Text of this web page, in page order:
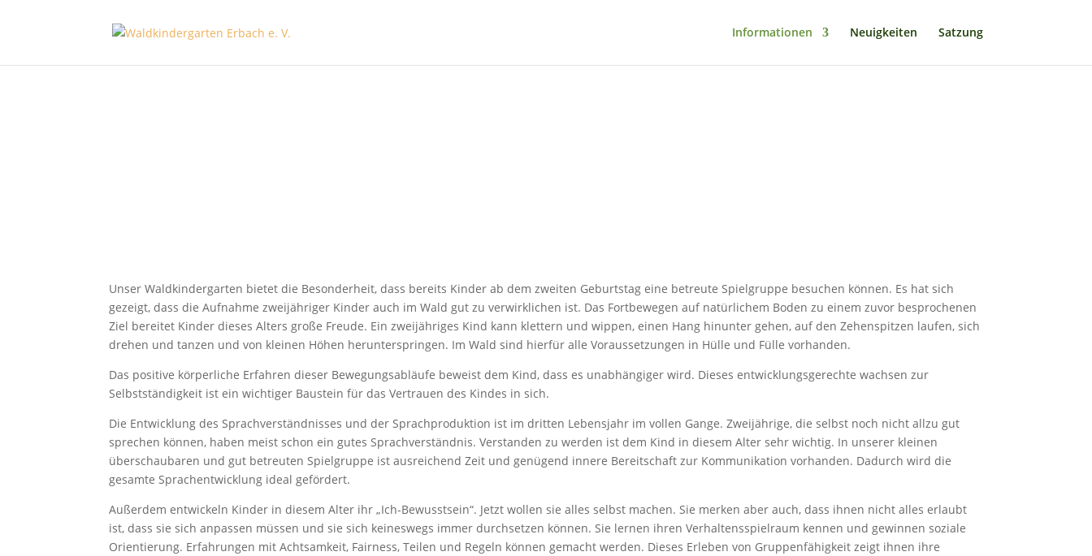
Informationen Neuigkeiten Satzung
Unser Waldkindergarten bietet die Besonderheit, dass bereits Kinder ab dem zweiten Geburtstag eine betreute Spielgruppe besuchen können. Es hat sich
gezeigt, dass die Aufnahme zweijähriger Kinder auch im Wald gut zu verwirklichen ist. Das Fortbewegen auf natürlichem Boden zu einem zuvor besprochenen
Ziel bereitet Kinder dieses Alters große Freude. Ein zweijähriges Kind kann klettern und wippen, einen Hang hinunter gehen, auf den Zehenspitzen laufen, sich
drehen und tanzen und von kleinen Höhen herunterspringen. Im Wald sind hierfür alle Voraussetzungen in Hülle und Fülle vorhanden.
Das positive körperliche Erfahren dieser Bewegungsabläufe beweist dem Kind, dass es unabhängiger wird. Dieses entwicklungsgerechte wachsen zur
Selbstständigkeit ist ein wichtiger Baustein für das Vertrauen des Kindes in sich.
Die Entwicklung des Sprachverständnisses und der Sprachproduktion ist im dritten Lebensjahr im vollen Gange. Zweijährige, die selbst noch nicht allzu gut
sprechen können, haben meist schon ein gutes Sprachverständnis. Verstanden zu werden ist dem Kind in diesem Alter sehr wichtig. In unserer kleinen
überschaubaren und gut betreuten Spielgruppe ist ausreichend Zeit und genügend innere Bereitschaft zur Kommunikation vorhanden. Dadurch wird die
gesamte Sprachentwicklung ideal gefördert.
Außerdem entwickeln Kinder in diesem Alter ihr „Ich-Bewusstsein“. Jetzt wollen sie alles selbst machen. Sie merken aber auch, dass ihnen nicht alles erlaubt
ist, dass sie sich anpassen müssen und sie sich keineswegs immer durchsetzen können. Sie lernen ihren Verhaltensspielraum kennen und gewinnen soziale
Orientierung. Erfahrungen mit Achtsamkeit, Fairness, Teilen und Regeln können gemacht werden. Dieses Erleben von Gruppenfähigkeit zeigt ihnen ihre